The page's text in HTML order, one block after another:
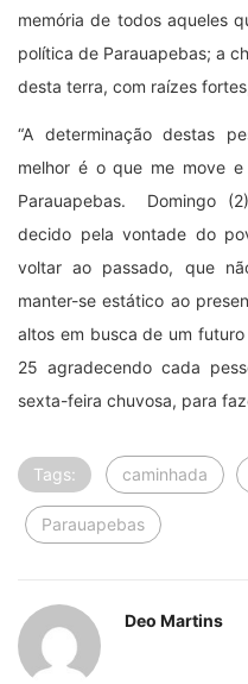
memória de todos aqueles
política de Parauapebas; a
desta terra, com raízes
“A determinação destas
melhor é o que me move
Parauapebas. Domingo
decido pela vontade do
voltar ao passado, que
manter-se estático ao
altos em busca de um
25 agradecendo cada
sexta-feira chuvosa, para
Tags: caminhada
Parauapebas
Deo Martins